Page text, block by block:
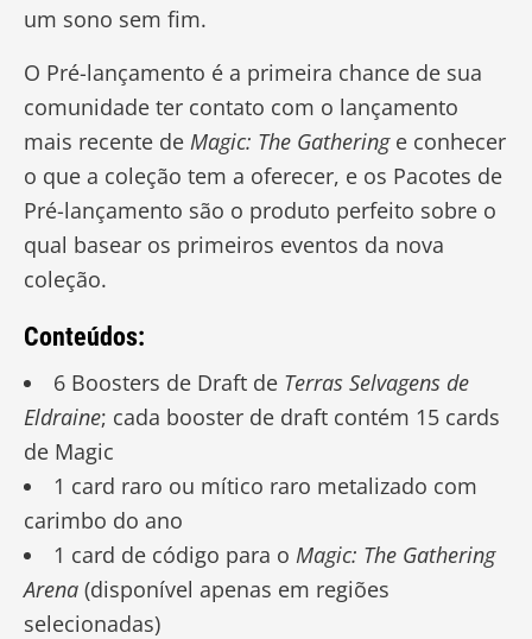
um sono sem fim.
O Pré-lançamento é a primeira chance de sua
comunidade ter contato com o lançamento
mais recente de Magic: The Gatheringe conhecer
o que a coleção tem a oferecer, e os Pacotes de
Pré-lançamento são o produto perfeito sobre o
qual basear os primeiros eventos da nova
coleção.
Conteúdos:
6 Boosters de Draft de Terras Selvagens de
Eldraine; cada booster de draft contém 15 cards
de Magic
1 card raro ou mítico raro metalizado com
carimbo do ano
1 card de código para o Magic: The Gathering
Arena (disponível apenas em regiões
selecionadas)